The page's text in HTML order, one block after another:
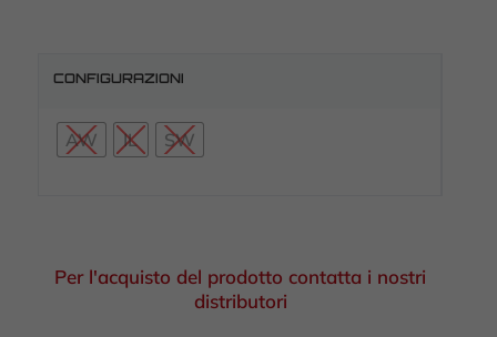
CONFIGURAZIONI
AW IL SW
Per l'acquisto del prodotto contatta i nostri
distributori